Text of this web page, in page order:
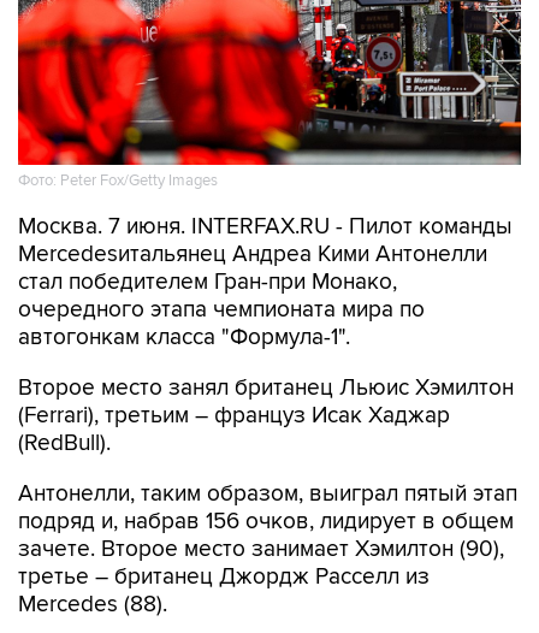
Фото: Peter Fox/Getty Images
Москва. 7 июня. INTERFAX.RU - Пилот команды
Mercedesитальянец Андреа Кими Антонелли
стал победителем Гран-при Монако,
очередного этапа чемпионата мира по
автогонкам класса "Формула-1".
Второе место занял британец Льюис Хэмилтон
(Ferrari), третьим – француз Исак Хаджар
(RedBull).
Антонелли, таким образом, выиграл пятый этап
подряд и, набрав 156 очков, лидирует в общем
зачете. Второе место занимает Хэмилтон (90),
третье – британец Джордж Расселл из
Mercedes (88).